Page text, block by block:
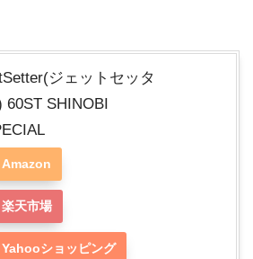
ジェットセッタ
60ST SHINOBI
Amazon
楽天市場
Yahooショッピング